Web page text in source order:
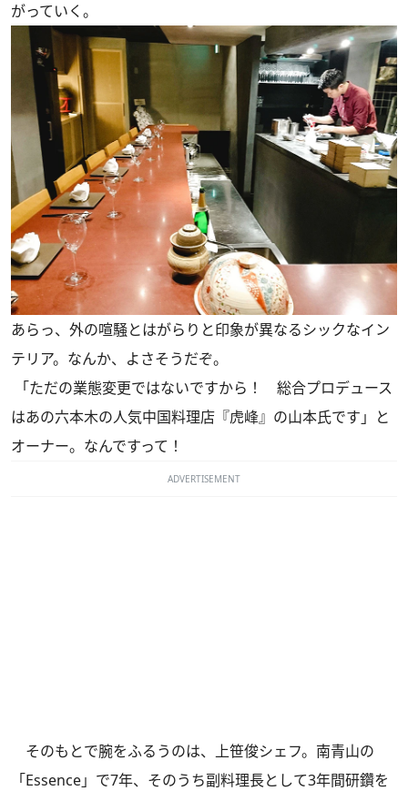
がっていく。
あらっ、外の喧騒とはがらりと印象が異なるシックなイン
テリア。なんか、よさそうだぞ。
「ただの業態変更ではないですから！ 総合プロデュース
はあの六本木の人気中国料理店 『虎峰』の山本氏です」と
オーナー。なんですって！
ADVERTISEMENT
そのもとで腕をふるうのは、上笹俊シェフ。南青山の
「Essence」で7年、そのうち副料理長として3年間研鑽を